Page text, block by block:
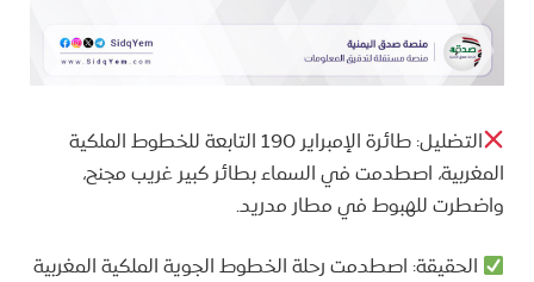
التضليل: طائرة الإمبراير 190 التابعة للخطوط الملكية
المغربية، اصطدمت في السماء بطائر كبير غريب مجنح،
واضطرت للهبوط في مطار مدريد.
الحقيقة: اصطدمت رحلة الخطوط الجوية الملكية المغربية